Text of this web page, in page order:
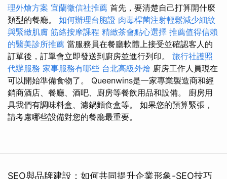
理外燴方案 宜蘭徵信社推薦 首先，要清楚自己打算開什麼
類型的餐廳。 如何辦理台胞證 肉毒桿菌注射輕鬆減少細紋
與緊緻肌膚 筋絡按摩課程 精緻茶會點心選擇 推薦值得信賴
的醫美診所推薦 當服務員在餐廳軟體上接受並確認客人的
訂單後，訂單會立即發送到廚房並進行列印。 旅行社護照
代辦服務 家事服務有哪些 台北高級外燴 廚房工作人員現在
可以開始準備食物了。 Queenwins是一家專業製造商和經
銷商酒店、餐廳、酒吧、廚房等餐飲用品和設備。 廚房用
具我們有調味料盒、濾鍋麵食盒等。 如果您的預算緊張，
請考慮哪些設備對您的餐廳最重要。
SEO與品牌建設：如何共同提升企業形象-SEO技巧